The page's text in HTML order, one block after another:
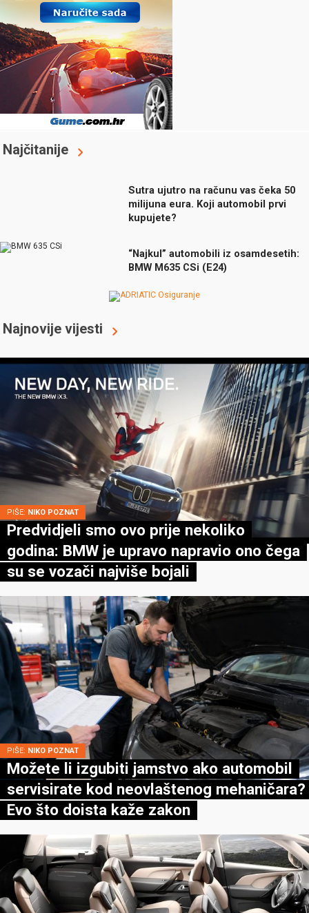
Najčitanije
Sutra ujutro na računu vas čeka 50
milijuna eura. Koji automobil prvi
kupujete?
“Najkul” automobili iz osamdesetih:
BMW M635 CSi (E24)
Najnovije vijesti
PIŠE: NIKO POZNAT
Predvidjeli smo ovo prije nekoliko
godina: BMW je upravo napravio ono čega
su se vozači najviše bojali
PIŠE: NIKO POZNAT
Možete li izgubiti jamstvo ako automobil
servisirate kod neovlaštenog mehaničara?
Evo što doista kaže zakon